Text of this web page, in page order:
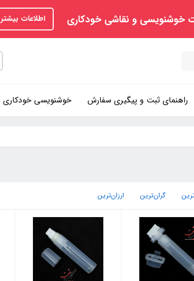
خوشنویسی و نقاشی خودکاری اطلاعات بیشتر
راهنمای ثبت و پیگیری سفارش خوشنویسی خودکاری
گران‌ترین ارزان‌ترین